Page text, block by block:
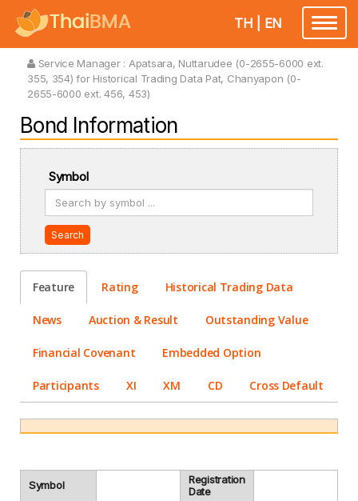
Toggle
TH EN
Service Manager : Apatsara, Nuttarudee (0-2655-6000 ext.
355, 354) for Historical Trading Data Pat, Chanyapon (0-
2655-6000 ext. 456, 453)
Bond Information
Symbol
Search
Feature Rating Historical Trading Data
News Auction & Result Outstanding Value
Financial Covenant Embedded Option
Participants XI XM CD Cross Default
Symbol
Registration
Date